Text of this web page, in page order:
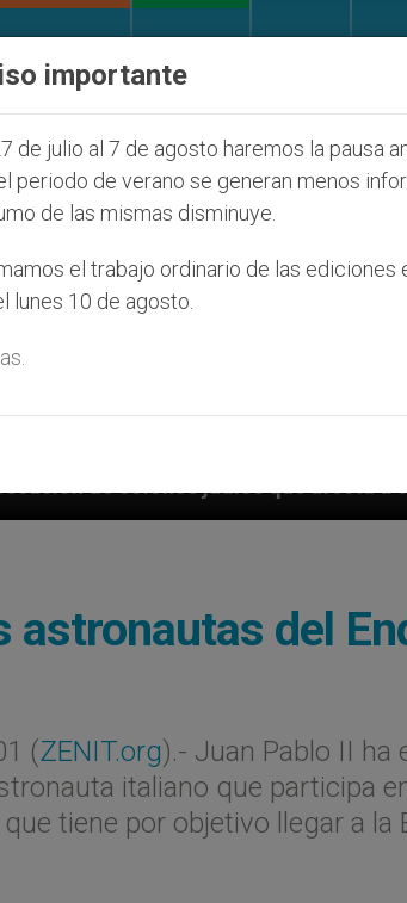
que afecta a cristianos (y no sólo)
astronautas del
(ZENIT.org).- Juan Pablo II ha
italiano que participa
tiene por objetivo llegar a la
importante
de julio al 7 de agosto haremos la pausa
periodo de verano se generan menos
de las mismas disminuye.
el trabajo ordinario de las ediciones
lunes 10 de agosto.